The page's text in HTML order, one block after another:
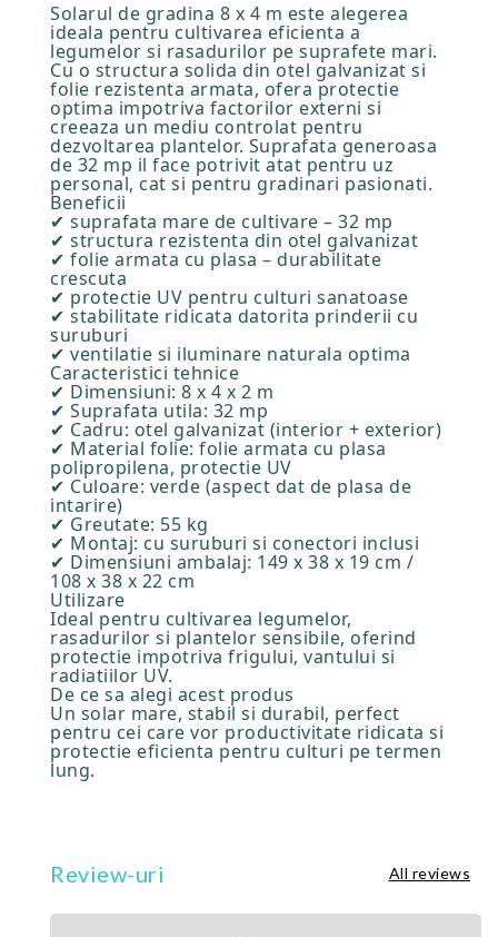
Solarul de gradina 8 x 4 m este alegerea
ideala pentru cultivarea eficienta a
legumelor si rasadurilor pe suprafete mari.
Cu o structura solida din otel galvanizat si
folie rezistenta armata, ofera protectie
optima impotriva factorilor externi si
creeaza un mediu controlat pentru
dezvoltarea plantelor. Suprafata generoasa
de 32 mp il face potrivit atat pentru uz
personal, cat si pentru gradinari pasionati.
Beneficii
✔ suprafata mare de cultivare – 32 mp
✔ structura rezistenta din otel galvanizat
✔ folie armata cu plasa – durabilitate
crescuta
✔ protectie UV pentru culturi sanatoase
✔ stabilitate ridicata datorita prinderii cu
suruburi
✔ ventilatie si iluminare naturala optima
Caracteristici tehnice
✔ Dimensiuni: 8 x 4 x 2 m
✔ Suprafata utila: 32 mp
✔ Cadru: otel galvanizat (interior + exterior)
✔ Material folie: folie armata cu plasa
polipropilena, protectie UV
✔ Culoare: verde (aspect dat de plasa de
intarire)
✔ Greutate: 55 kg
✔ Montaj: cu suruburi si conectori inclusi
✔ Dimensiuni ambalaj: 149 x 38 x 19 cm /
108 x 38 x 22 cm
Utilizare
Ideal pentru cultivarea legumelor,
rasadurilor si plantelor sensibile, oferind
protectie impotriva frigului, vantului si
radiatiilor UV.
De ce sa alegi acest produs
Un solar mare, stabil si durabil, perfect
pentru cei care vor productivitate ridicata si
protectie eficienta pentru culturi pe termen
lung.
Review-uri All reviews